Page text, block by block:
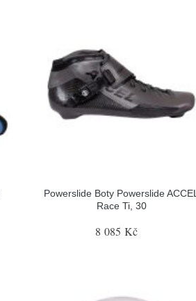
Powerslide Boty Powerslide ACCEL
Race Ti, 30
8 085 Kč